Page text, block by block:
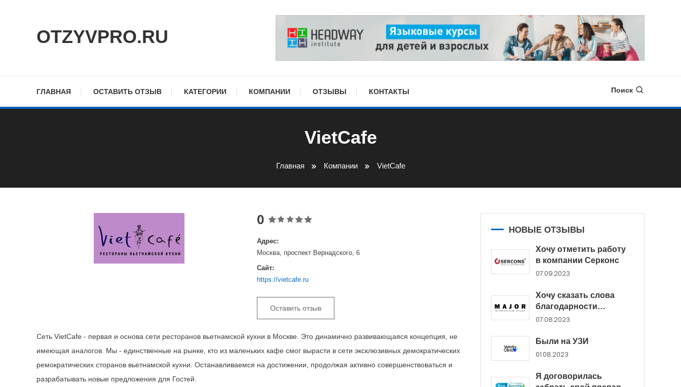
OTZYVPRO.RU
ГЛАВНАЯ ОСТАВИТЬ ОТЗЫВ КАТЕГОРИИ КОМПАНИИ ОТЗЫВЫ КОНТАКТЫ Поиск
VietCafe
Главная Компании VietCafe
0
Адрес:
Москва, проспект Вернадского, 6
Сайт:
https://vietcafe.ru
Оставить отзыв
Сеть VietCafe - первая и основа сети ресторанов вьетнамской кухни в Москве. Это динамично развивающаяся концепция, не
имеющая аналогов. Мы - единственные на рынке, кто из маленьких кафе смог вырасти в сети эксклюзивных демократических
ремократических сторанов вьетнамской кухни. Останавливаемся на достижении, продолжая активно совершенствоваться и
разрабатывать новые предложения для Гостей.
НОВЫЕ ОТЗЫВЫ
Хочу отметить работу
в компании Серконс
07.09.2023
Хочу сказать слова
благодарности
менеджерам Major...
07.08.2023
Были на УЗИ
01.08.2023
Я договорилась